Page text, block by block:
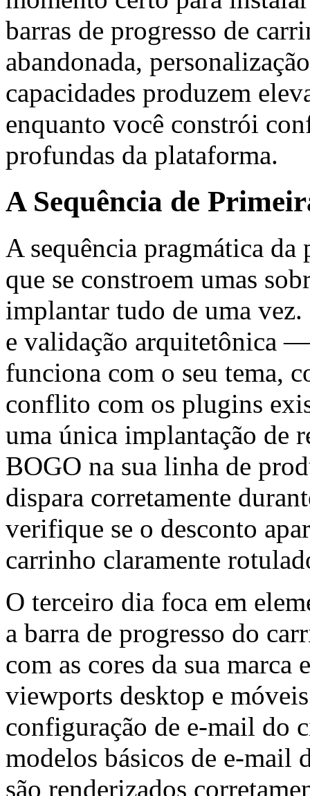
barras de progresso de
abandonada,
capacidades produzem
enquanto você constrói
profundas da plataforma.
A Sequência de
A sequência pragmática da
que se constroem umas
implantar tudo de uma
e validação arquitetônica
funciona com o seu tema,
conflito com os plugins
uma única implantação de
BOGO na sua linha de
dispara corretamente
verifique se o desconto
carrinho claramente
O terceiro dia foca em
a barra de progresso do
com as cores da sua
viewports desktop e
configuração de e-mail
modelos básicos de e-mail
são renderizados